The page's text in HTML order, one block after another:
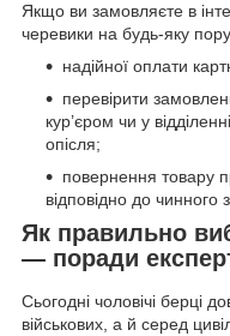
Якщо ви замовляєте в
черевики на будь-яку
надійної оплати
перевірити
кур’єром чи у
опісля;
повернення товару
відповідно до чинного
Як правильно
— поради
Сьогодні чоловічі берці
військових, а й серед